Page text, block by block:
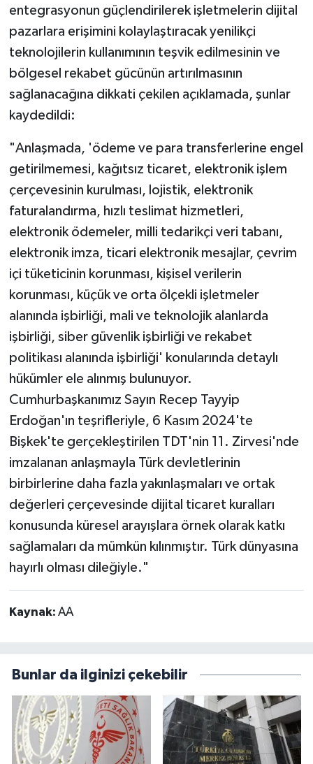
entegrasyonun güçlendirilerek işletmelerin dijital
pazarlara erişimini kolaylaştıracak yenilikçi
teknolojilerin kullanımının teşvik edilmesinin ve
bölgesel rekabet gücünün artırılmasının
sağlanacağına dikkati çekilen açıklamada, şunlar
kaydedildi:
"Anlaşmada, 'ödeme ve para transferlerine engel
getirilmemesi, kağıtsız ticaret, elektronik işlem
çerçevesinin kurulması, lojistik, elektronik
faturalandırma, hızlı teslimat hizmetleri,
elektronik ödemeler, milli tedarikçi veri tabanı,
elektronik imza, ticari elektronik mesajlar, çevrim
içi tüketicinin korunması, kişisel verilerin
korunması, küçük ve orta ölçekli işletmeler
alanında işbirliği, mali ve teknolojik alanlarda
işbirliği, siber güvenlik işbirliği ve rekabet
politikası alanında işbirliği' konularında detaylı
hükümler ele alınmış bulunuyor.
Cumhurbaşkanımız Sayın Recep Tayyip
Erdoğan'ın teşrifleriyle, 6 Kasım 2024'te
Bişkek'te gerçekleştirilen TDT'nin 11. Zirvesi'nde
imzalanan anlaşmayla Türk devletlerinin
birbirlerine daha fazla yakınlaşmaları ve ortak
değerleri çerçevesinde dijital ticaret kuralları
konusunda küresel arayışlara örnek olarak katkı
sağlamaları da mümkün kılınmıştır. Türk dünyasına
hayırlı olması dileğiyle."
Kaynak: AA
Bunlar da ilginizi çekebilir